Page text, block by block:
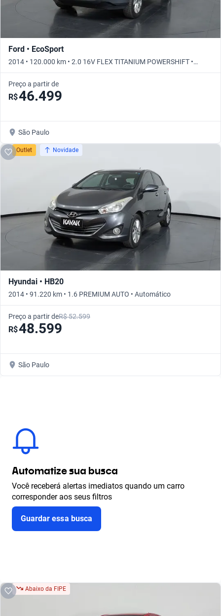
Ford • EcoSport
2014 • 120.000 km • 2.0 16V FLEX TITANIUM POWERSHIFT •
Automático
Preço a partir de
R$46.499
São Paulo
Outlet Novidade
Hyundai • HB20
2014 • 91.220 km • 1.6 PREMIUM AUTO • Automático
Preço a partir deR$ 52.599
R$48.599
São Paulo
Automatize sua busca
Você receberá alertas imediatos quando um carro
corresponder aos seus filtros
Guardar essa busca
Abaixo da FIPE